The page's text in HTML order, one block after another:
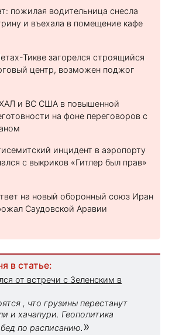
пожилая водительница снесла
и въехала в помещение кафе
Тикве загорелся строящийся
центр, возможен поджог
и ВС США в повышенной
на фоне переговоров с
инцидент в аэропорту
с выкриков «Гитлер был прав»
на новый оборонный союз Иран
Саудовской Аравии
в статье:
от встречи с Зеленским в
, что грузины перестанут
и хачапури. Геополитика
по расписанию. »